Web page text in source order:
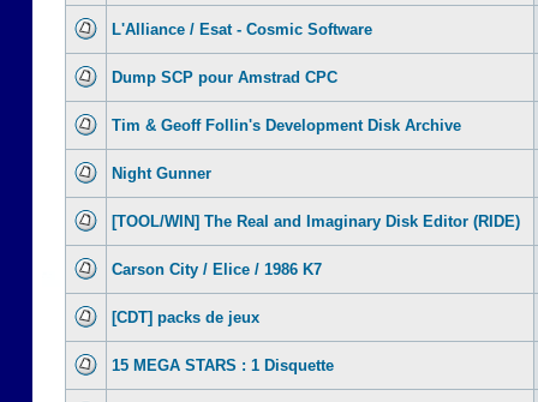
L'Alliance / Esat - Cosmic Software
Dump SCP pour Amstrad CPC
Tim & Geoff Follin's Development Disk Archive
Night Gunner
[TOOL/WIN] The Real and Imaginary Disk Editor (RIDE)
Carson City / Elice / 1986 K7
[CDT] packs de jeux
15 MEGA STARS : 1 Disquette